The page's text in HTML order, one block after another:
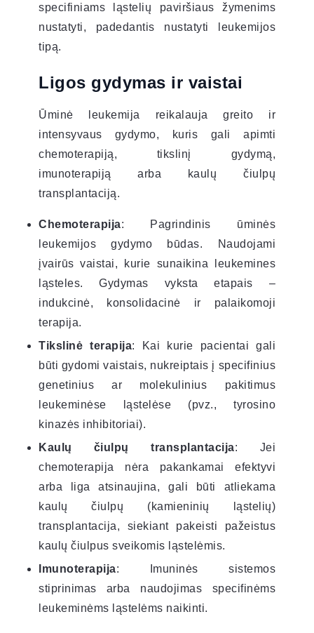
specifiniams ląstelių paviršiaus žymenims
nustatyti, padedantis nustatyti leukemijos
tipą.
Ligos gydymas ir vaistai
Ūminė leukemija reikalauja greito ir
intensyvaus gydymo, kuris gali apimti
chemoterapiją, tikslinį gydymą,
imunoterapiją arba kaulų čiulpų
transplantaciją.
Chemoterapija: Pagrindinis ūminės
leukemijos gydymo būdas. Naudojami
įvairūs vaistai, kurie sunaikina leukemines
ląsteles. Gydymas vyksta etapais –
indukcinė, konsolidacinė ir palaikomoji
terapija.
Tikslinė terapija: Kai kurie pacientai gali
būti gydomi vaistais, nukreiptais į specifinius
genetinius ar molekulinius pakitimus
leukeminėse ląstelėse (pvz., tyrosino
kinazės inhibitoriai).
Kaulų čiulpų transplantacija: Jei
chemoterapija nėra pakankamai efektyvi
arba liga atsinaujina, gali būti atliekama
kaulų čiulpų (kamieninių ląstelių)
transplantacija, siekiant pakeisti pažeistus
kaulų čiulpus sveikomis ląstelėmis.
Imunoterapija: Imuninės sistemos
stiprinimas arba naudojimas specifinėms
leukeminėms ląstelėms naikinti.